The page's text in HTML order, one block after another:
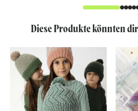
Diese Produkte könnten